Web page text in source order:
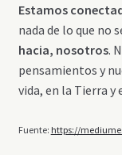
Estamos
nada de lo que no
hacia, nosotros.
pensamientos y
vida, en la Tierra
Fuente: https://